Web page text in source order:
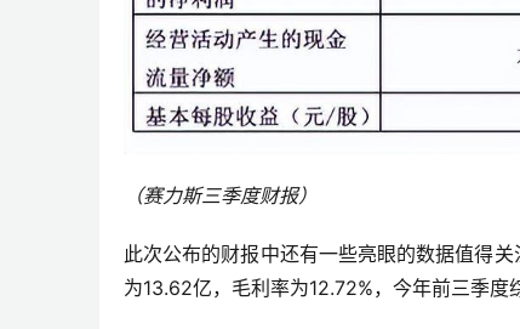
（赛力斯三季度财报）
此次公布的财报中还有一些亮眼的数据值得
为13.62亿，毛利率为12.72%，今年前三季度